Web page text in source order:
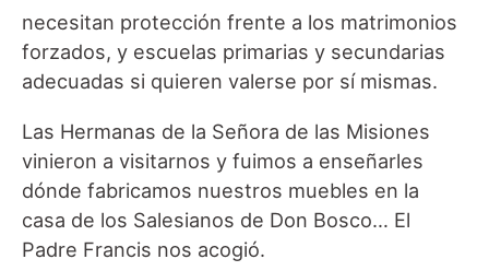
necesitan protección frente a los matrimonios
forzados, y escuelas primarias y secundarias
adecuadas si quieren valerse por sí mismas.
Las Hermanas de la Señora de las Misiones
vinieron a visitarnos y fuimos a enseñarles
dónde fabricamos nuestros muebles en la
casa de los Salesianos de Don Bosco… El
Padre Francis nos acogió.